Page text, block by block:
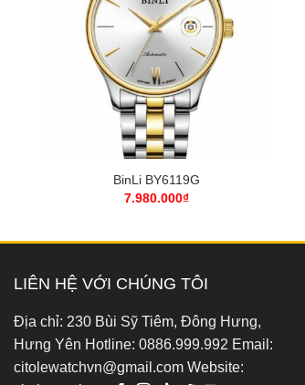
BinLi BY6119G
7.980.000₫
LIÊN HỆ VỚI CHÚNG TÔI
Địa chỉ: 230 Bùi Sỹ Tiêm, Đông Hưng,
Hưng Yên Hotline: 0886.999.992 Email:
citolewatchvn@gmail.com Website: